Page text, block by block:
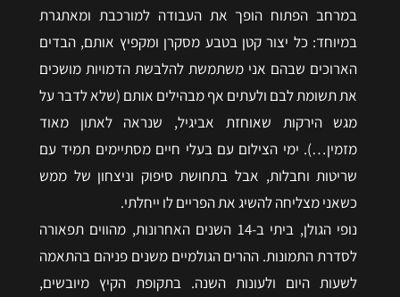
במרחב הפתוח הופך את העבודה למורכבת ומאתגרת
במיוחד: כל יצור קטן בטבע מסקרן ומקפיץ אותם, הבדים
הארוכים שבהם אני משתמשת להלבשת הדמויות מושכים
את תשומת לבם ולעתים אף מבהילים אותם (שלא לדבר על
מגש הירקות שאוחזת אביגיל, שנראה לאתון מאוד
מזמין…). ימי הצילום עם בעלי חיים מסתיימים תמיד עם
שריטות וחבלות, אבל בתחושת סיפוק וניצחון של ממש
כשאני מצליחה להשיג את הפריים לו ייחלתי.
נופי הגולן, ביתי ב-14 השנים האחרונות, מהווים תפאורה
לסדרת התמונות. ההרים הגולמיים משנים פניהם בהתאמה
לשעות היום ולעונות השנה. בתקופת הקיץ מיובשים,